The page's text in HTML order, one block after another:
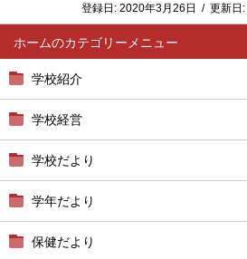
ホーム
学校紹介
学校経営
学校だより
学年だより
保健だより
登録日: 2020年3月26日 / 更新日: